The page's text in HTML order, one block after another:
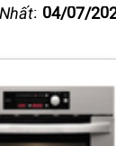
: 04/07/